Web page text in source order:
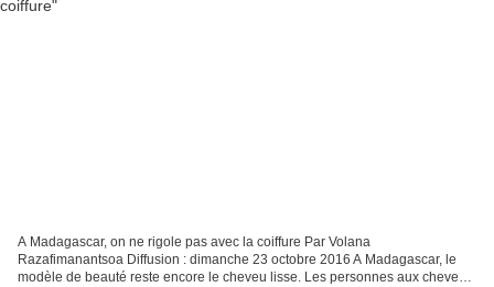
A Madagascar, on ne rigole pas avec la coiffure Par Volana
Razafimanantsoa Diffusion : dimanche 23 octobre 2016 A Madagascar, le
modèle de beauté reste encore le cheveu lisse. Les personnes aux cheveux